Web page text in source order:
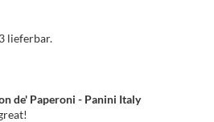
lieferbar.
de' Paperoni - Panini Italy